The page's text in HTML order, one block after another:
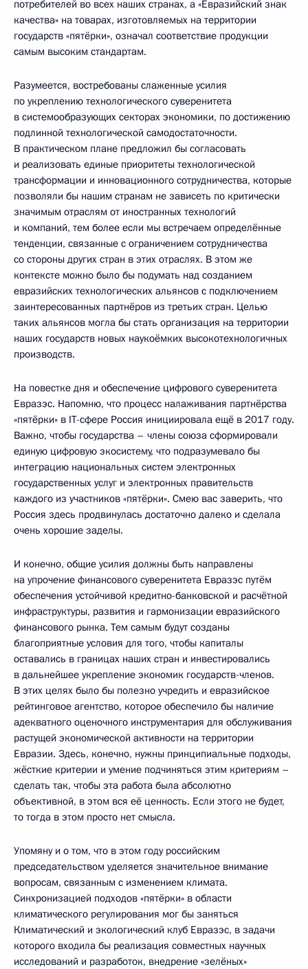
потребителей во всех наших странах, а «Евразийский знак
качества» на товарах, изготовляемых на территории
государств «пятёрки», означал соответствие продукции
самым высоким стандартам.
Разумеется, востребованы слаженные усилия
по укреплению технологического суверенитета
в системообразующих секторах экономики, по достижению
подлинной технологической самодостаточности.
В практическом плане предложил бы согласовать
и реализовать единые приоритеты технологической
трансформации и инновационного сотрудничества, которые
позволяли бы нашим странам не зависеть по критически
значимым отраслям от иностранных технологий
и компаний, тем более если мы встречаем определённые
тенденции, связанные с ограничением сотрудничества
со стороны других стран в этих отраслях. В этом же
контексте можно было бы подумать над созданием
евразийских технологических альянсов с подключением
заинтересованных партнёров из третьих стран. Целью
таких альянсов могла бы стать организация на территории
наших государств новых наукоёмких высокотехнологичных
производств.
На повестке дня и обеспечение цифрового суверенитета
Евразэс. Напомню, что процесс налаживания партнёрства
«пятёрки» в IT-сфере Россия инициировала ещё в 2017 году.
Важно, чтобы государства – члены союза сформировали
единую цифровую экосистему, что подразумевало бы
интеграцию национальных систем электронных
государственных услуг и электронных правительств
каждого из участников «пятёрки». Смею вас заверить, что
Россия здесь продвинулась достаточно далеко и сделала
очень хорошие заделы.
И конечно, общие усилия должны быть направлены
на упрочение финансового суверенитета Евразэс путём
обеспечения устойчивой кредитно-банковской и расчётной
инфраструктуры, развития и гармонизации евразийского
финансового рынка. Тем самым будут созданы
благоприятные условия для того, чтобы капиталы
оставались в границах наших стран и инвестировались
в дальнейшее укрепление экономик государств-членов.
В этих целях было бы полезно учредить и евразийское
рейтинговое агентство, которое обеспечило бы наличие
адекватного оценочного инструментария для обслуживания
растущей экономической активности на территории
Евразии. Здесь, конечно, нужны принципиальные подходы,
жёсткие критерии и умение подчиняться этим критериям –
сделать так, чтобы эта работа была абсолютно
объективной, в этом вся её ценность. Если этого не будет,
то тогда в этом просто нет смысла.
Упомяну и о том, что в этом году российским
председательством уделяется значительное внимание
вопросам, связанным с изменением климата.
Синхронизацией подходов «пятёрки» в области
климатического регулирования мог бы заняться
Климатический и экологический клуб Евразэс, в задачи
которого входила бы реализация совместных научных
исследований и разработок, внедрение «зелёных»